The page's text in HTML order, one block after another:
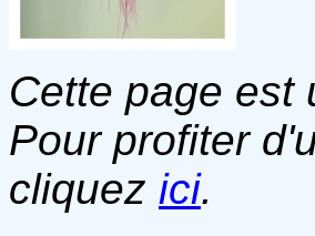
Cette page est
Pour profiter
cliquez ici.